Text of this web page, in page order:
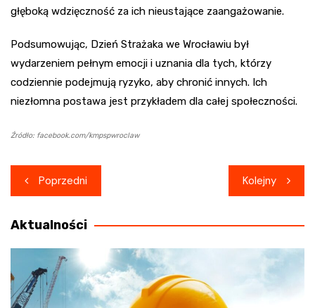
głęboką wdzięczność za ich nieustające zaangażowanie.
Podsumowując, Dzień Strażaka we Wrocławiu był
wydarzeniem pełnym emocji i uznania dla tych, którzy
codziennie podejmują ryzyko, aby chronić innych. Ich
niezłomna postawa jest przykładem dla całej społeczności.
Źródło: facebook.com/kmpspwroclaw
Nawigacja
wpisu
Poprzedni Kolejny
Aktualności